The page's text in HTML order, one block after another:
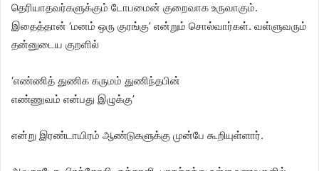
தெரியாதவர்களுக்கும் டோபமைன் குறைவாக உருவாகும்.
இதைத்தான் ‘மனம் ஒரு குரங்கு’ என்றும் சொல்வார்கள். வள்ளுவரும்
தன்னுடைய குறளில்
‘எண்ணித் துணிக கருமம் துணிந்தபின்
எண்ணுவம் என்பது இழுக்கு’
என்று இரண்டாயிரம் ஆண்டுகளுக்கு முன்பே கூறியுள்ளார்.